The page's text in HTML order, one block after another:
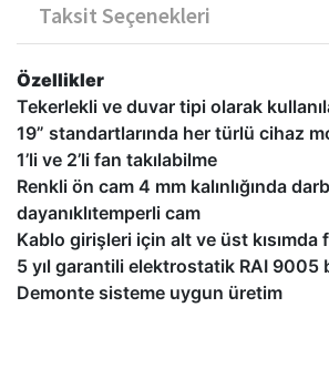
Taksit Seçenekleri